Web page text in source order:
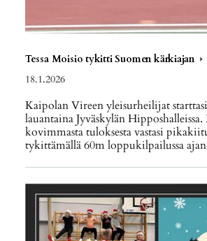
Tessa Moisio tykitti Suomen kärkiajan
18.1.2026
Kaipolan Vireen yleisurheilijat
lauantaina Jyväskylän Hipposhalleissa.
kovimmasta tuloksesta vastasi
tykittämällä 60m loppukilpailussa